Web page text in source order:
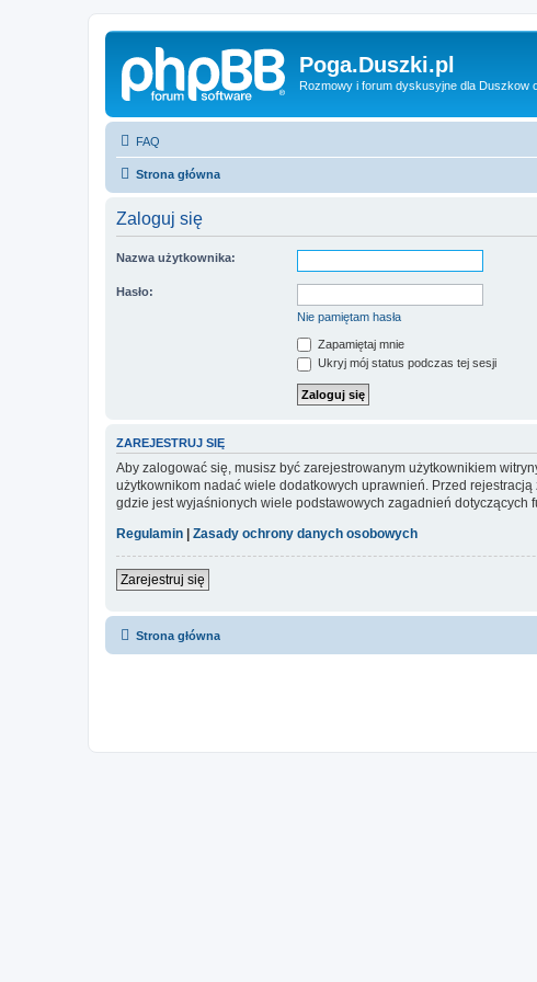
Poga.Duszki.pl
Rozmowy i forum dyskusyjne dla Duszkow
FAQ
Strona główna
Zaloguj się
Nazwa użytkownika:
Hasło:
Nie pamiętam hasła
Zapamiętaj mnie
Ukryj mój status podczas tej sesji
ZAREJESTRUJ SIĘ
Aby zalogować się, musisz być zarejestrowanym użytkownikiem
użytkownikom nadać wiele dodatkowych uprawnień. Przed
gdzie jest wyjaśnionych wiele podstawowych zagadnień dotyczących
Regulamin
Zasady ochrony danych osobowych
Zarejestruj się
Strona główna